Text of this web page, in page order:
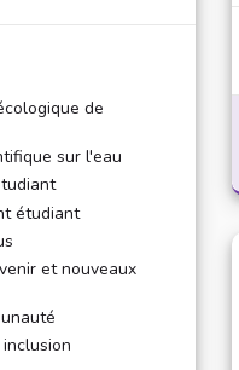
de
sur l'eau
étudiant
et nouveaux